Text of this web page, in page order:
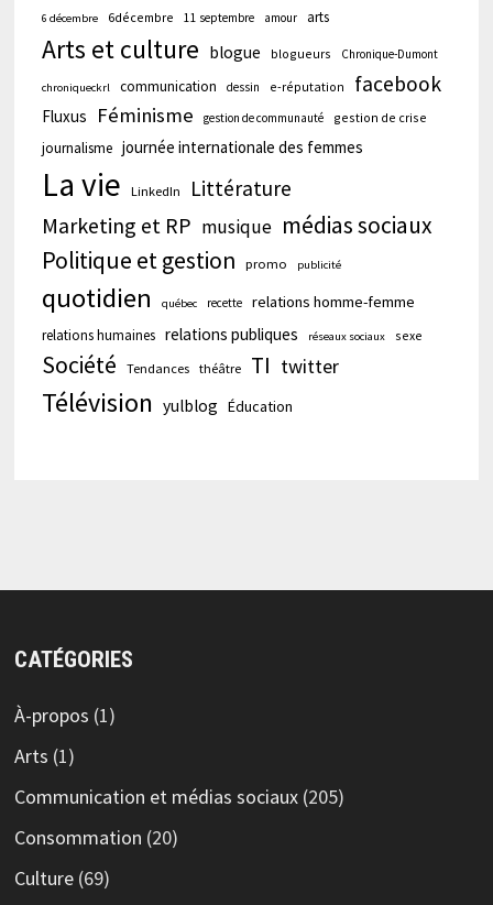
6 décembre 6décembre 11 septembre amour arts
Arts et culture blogue blogueurs Chronique-Dumont
chroniqueckrl communication dessin e-réputation facebook
Fluxus Féminisme gestion de communauté gestion de crise
journalisme journée internationale des femmes
La vie LinkedIn Littérature
Marketing et RP musique médias sociaux
Politique et gestion
promo publicité
quotidien québec recette relations homme-femme
relations humaines relations publiques réseaux sociaux sexe
Société Tendances théâtre TI twitter
Télévision yulblog Éducation
CATÉGORIES
À-propos (1)
Arts (1)
Communication et médias sociaux(205)
Consommation (20)
Culture(69)